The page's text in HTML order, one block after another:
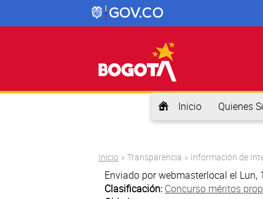
Inicio Quienes
Usted está aquí
Inicio » Transparencia » Información de
Enviado porwebmasterlocal el Lun,
Clasificación: Concurso méritos